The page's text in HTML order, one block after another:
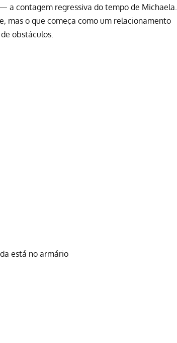
contagem regressiva do tempo de Michaela.
mas o que começa como um relacionamento
obstáculos.
está no armário